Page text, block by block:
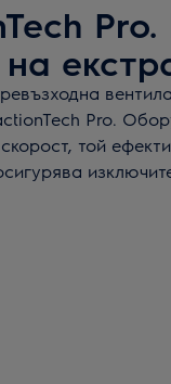
Pro.
той